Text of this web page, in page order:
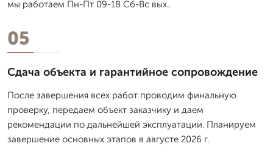
мы работаем Пн-Пт 09-18 Сб-Вс вых..
05
Сдача объекта и гарантийное сопровождение
После завершения всех работ проводим финальную
проверку, передаем объект заказчику и даем
рекомендации по дальнейшей эксплуатации. Планируем
завершение основных этапов в августе 2026 г.